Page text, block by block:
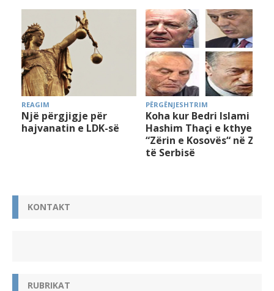
Islami e
e kthyen
Përpjekja e
Prontomafisë për ta
fëlliqur krejt botën
DËSHMI
Sqarim i
akt të
antishqiptar
KONTAKT
RUBRIKAT